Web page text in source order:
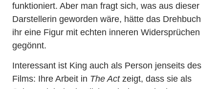
funktioniert. Aber man fragt sich, was aus dieser
Darstellerin geworden wäre, hätte das Drehbuch
ihr eine Figur mit echten inneren Widersprüchen
gegönnt.
Interessant ist King auch als Person jenseits des
Films: Ihre Arbeit in The Actzeigt, dass sie als